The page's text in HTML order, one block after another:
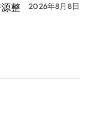
整
2026年8月8日